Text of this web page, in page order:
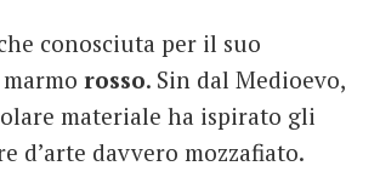
conosciuta per il suo
rosso. Sin dal Medioevo,
materiale ha ispirato gli
d’arte davvero mozzafiato.